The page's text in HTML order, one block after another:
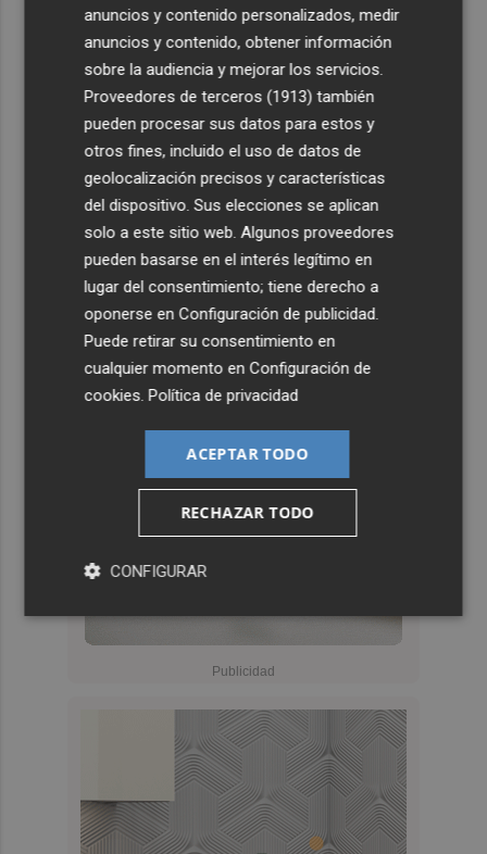
anuncios y contenido personalizados, medir
anuncios y contenido, obtener información
sobre la audiencia y mejorar los servicios.
Proveedores de terceros (1913) también
pueden procesar sus datos para estos y
otros fines, incluido el uso de datos de
geolocalización precisos y características
del dispositivo. Sus elecciones se aplican
solo a este sitio web. Algunos proveedores
pueden basarse en el interés legítimo en
lugar del consentimiento; tiene derecho a
oponerse enConfiguración de publicidad
Puede retirar su consentimiento en
cualquier momento enConfiguración de
cookies .Política de privacidad
ACEPTAR TODO
RECHAZAR TODO
CONFIGURAR